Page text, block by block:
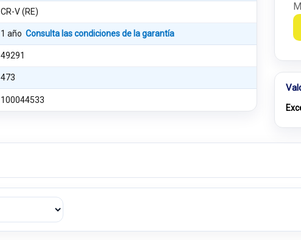
CR-V (RE)
1 añoConsulta las condiciones de la garantía
49291
473
100044533